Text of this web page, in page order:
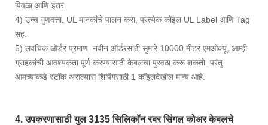
पिवळा आणि इतर.
4) उच्च गुणवत्ता. UL मानकांचे पालन करा, प्रत्येक कॉइल UL Label आणि Tag
सह.
5) लवचिक ऑर्डर प्रमाण. नवीन ऑर्डरसाठी सुमारे 10000 मीटर एमओक्यू, आम्ही
ग्राहकांची आवश्यकता पूर्ण करण्यासाठी केबलचा पुरवठा करू शकतो. परंतु
आमच्याकडे स्टॉक असल्यास शिपिंगसाठी 1 कॉइलदेखील मान्य आहे.
4. उपकरणासाठी युल 3135 सिलिकॉन रबर सिंगल कोअर केबलचे